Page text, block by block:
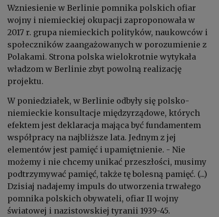
Wzniesienie w Berlinie pomnika polskich ofiar
wojny i niemieckiej okupacji zaproponowała w
2017 r. grupa niemieckich polityków, naukowców i
społeczników zaangażowanych w porozumienie z
Polakami. Strona polska wielokrotnie wytykała
władzom w Berlinie zbyt powolną realizację
projektu.
W poniedziałek, w Berlinie odbyły się polsko-
niemieckie konsultacje międzyrządowe, których
efektem jest deklaracja mająca być fundamentem
współpracy na najbliższe lata. Jednym z jej
elementów jest pamięć i upamiętnienie. - Nie
możemy i nie chcemy unikać przeszłości, musimy
podtrzymywać pamięć, także tę bolesną pamięć. (...)
Dzisiaj nadajemy impuls do utworzenia trwałego
pomnika polskich obywateli, ofiar II wojny
światowej i nazistowskiej tyranii 1939-45.